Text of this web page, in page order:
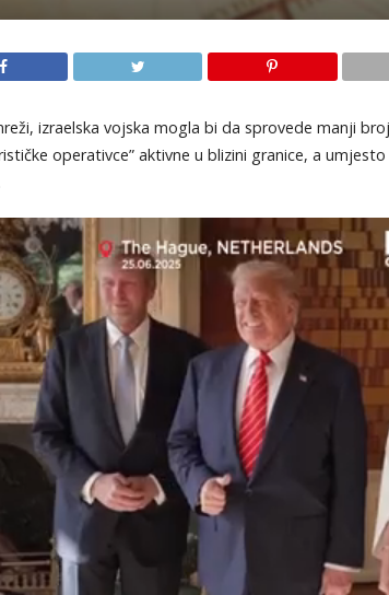
izraelska vojska mogla bi da sprovede manji
operativce” aktivne u blizini granice, a